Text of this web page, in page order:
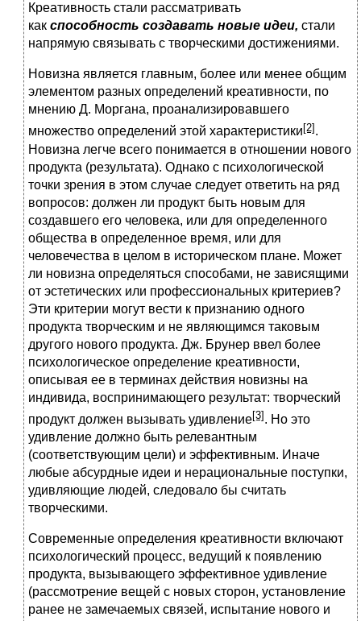
Креативность стали рассматривать
как способность создавать новые идеи, стали
напрямую связывать с творческими достижениями.
Новизна является главным, более или менее общим
элементом разных определений креативности, по
мнению Д. Моргана, проанализировавшего
множество определений этой характеристики[2].
Новизна легче всего понимается в отношении нового
продукта (результата). Однако с психологической
точки зрения в этом случае следует ответить на ряд
вопросов: должен ли продукт быть новым для
создавшего его человека, или для определенного
общества в определенное время, или для
человечества в целом в историческом плане. Может
ли новизна определяться способами, не зависящими
от эстетических или профессиональных критериев?
Эти критерии могут вести к признанию одного
продукта творческим и не являющимся таковым
другого нового продукта. Дж. Брунер ввел более
психологическое определение креативности,
описывая ее в терминах действия новизны на
индивида, воспринимающего результат: творческий
продукт должен вызывать удивление[3] . Но это
удивление должно быть релевантным
(соответствующим цели) и эффективным. Иначе
любые абсурдные идеи и нерациональные поступки,
удивляющие людей, следовало бы считать
творческими.
Современные определения креативности включают
психологический процесс, ведущий к появлению
продукта, вызывающего эффективное удивление
(рассмотрение вещей с новых сторон, установление
ранее не замечаемых связей, испытание нового и